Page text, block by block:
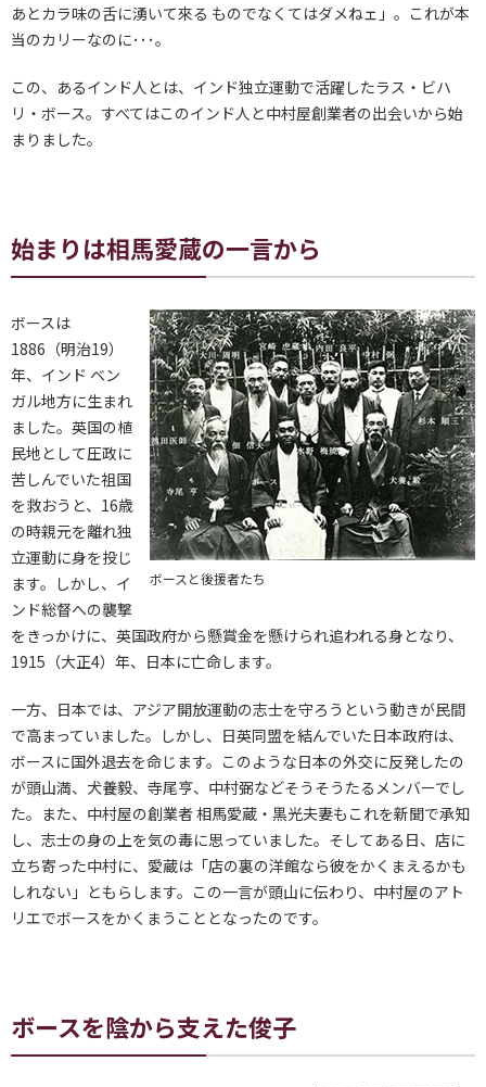
あとカラ味の舌に湧いて來る ものでなくてはダメねェ」。これが本
当のカリーなのに･･･。
この、あるインド人とは、インド独立運動で活躍したラス・ビハ
リ・ボース。すべてはこのインド人と中村屋創業者の出会いから始
まりました。
始まりは相馬愛蔵の一言から
ボースと後援者たち
ボースは
1886（明治19）
年、インド ベン
ガル地方に生まれ
ました。英国の植
民地として圧政に
苦しんでいた祖国
を救おうと、16歳
の時親元を離れ独
立運動に身を投じ
ます。しかし、イ
ンド総督への襲撃
をきっかけに、英国政府から懸賞金を懸けられ追われる身となり、
1915（大正4）年、日本に亡命します。
一方、日本では、アジア開放運動の志士を守ろうという動きが民間
で高まっていました。しかし、日英同盟を結んでいた日本政府は、
ボースに国外退去を命じます。このような日本の外交に反発したの
が頭山満、犬養毅、寺尾亨、中村弼などそうそうたるメンバーでし
た。また、中村屋の創業者 相馬愛蔵・黒光夫妻もこれを新聞で承知
し、志士の身の上を気の毒に思っていました。そしてある日、店に
立ち寄った中村に、愛蔵は「店の裏の洋館なら彼をかくまえるかも
しれない」ともらします。この一言が頭山に伝わり、中村屋のアト
リエでボースをかくまうこととなったのです。
ボースを陰から支えた俊子